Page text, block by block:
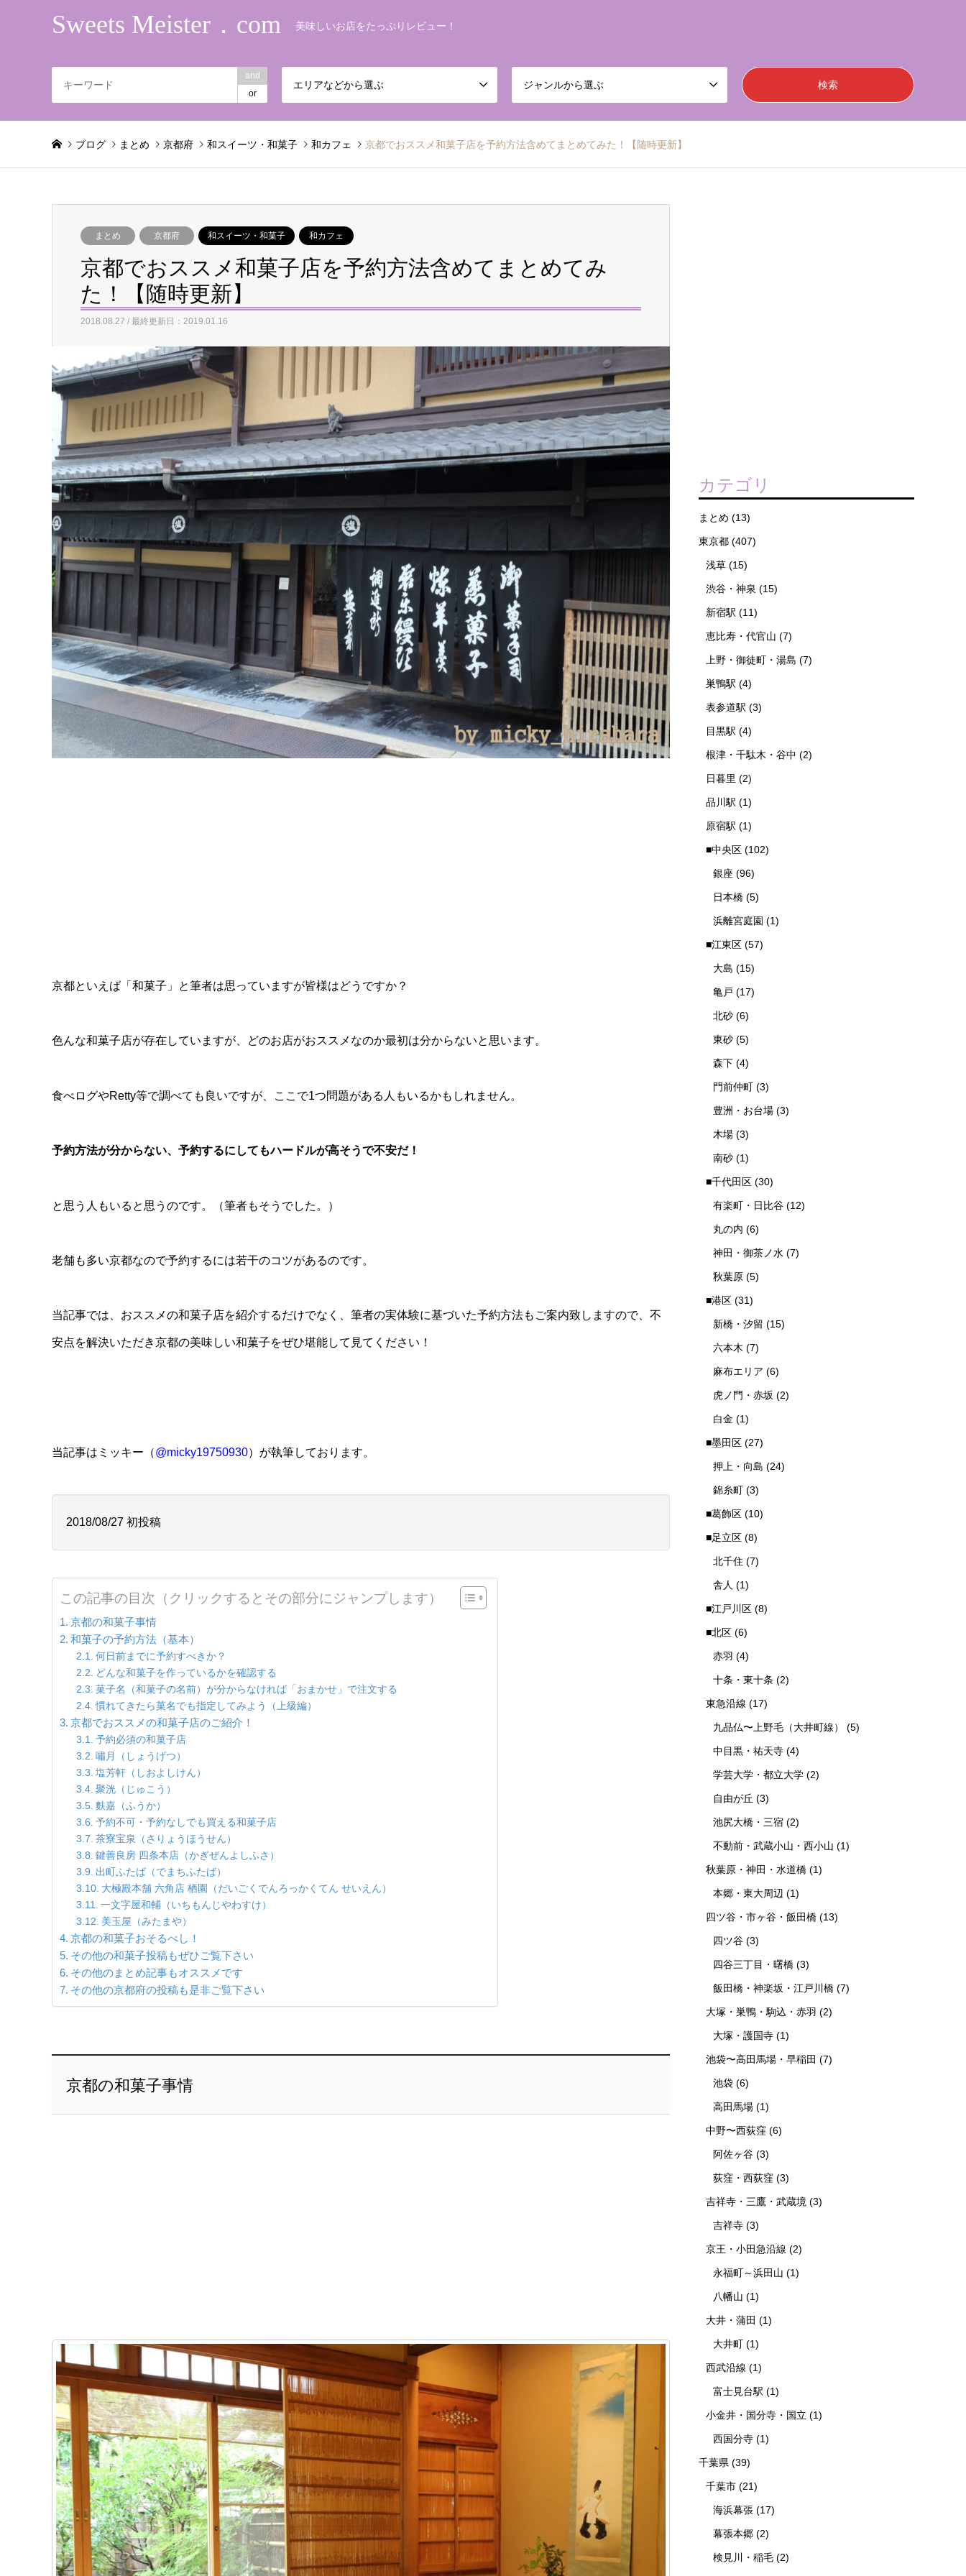
Sweets Meister．com 美味しいお店をたっぷりレビュー！
and
or
エリアなどから選ぶ ジャンルから選ぶ
ブログ まとめ 京都府 和スイーツ・和菓子 和カフェ 京都でおススメ和菓子店を予約方法含めてまとめてみた！【随時更新】
まとめ 京都府 和スイーツ・和菓子 和カフェ
京都でおススメ和菓子店を予約方法含めてまとめてみ
た！【随時更新】
2018.08.27 / 最終更新日：2019.01.16
京都といえば「和菓子」と筆者は思っていますが皆様はどうですか？
色んな和菓子店が存在していますが、どのお店がおススメなのか最初は分からないと思います。
食べログやRetty等で調べても良いですが、ここで1つ問題がある人もいるかもしれません。
予約方法が分からない、予約するにしてもハードルが高そうで不安だ！
と思う人もいると思うのです。（筆者もそうでした。）
老舗も多い京都なので予約するには若干のコツがあるのです。
当記事では、おススメの和菓子店を紹介するだけでなく、筆者の実体験に基づいた予約方法もご案内致しますので、不
安点を解決いただき京都の美味しい和菓子をぜひ堪能して見てください！
当記事はミッキー（@micky19750930）が執筆しております。
2018/08/27 初投稿
この記事の目次（クリックするとその部分にジャンプします）
京都の和菓子事情
和菓子の予約方法（基本）
何日前までに予約すべきか？
どんな和菓子を作っているかを確認する
菓子名（和菓子の名前）が分からなければ「おまかせ」で注文する
慣れてきたら菓名でも指定してみよう（上級編）
京都でおススメの和菓子店のご紹介！
予約必須の和菓子店
嘯月（しょうげつ）
塩芳軒（しおよしけん）
聚洸（じゅこう）
麩嘉（ふうか）
予約不可・予約なしでも買える和菓子店
茶寮宝泉（さりょうほうせん）
鍵善良房 四条本店（かぎぜんよしふさ）
出町ふたば（でまちふたば）
大極殿本舗 六角店 栖園（だいごくでんろっかくてん せいえん）
一文字屋和輔（いちもんじやわすけ）
美玉屋（みたまや）
京都の和菓子おそるべし！
その他の和菓子投稿もぜひご覧下さい
その他のまとめ記事もオススメです
その他の京都府の投稿も是非ご覧下さい
京都の和菓子事情
カテゴリ
まとめ (13)
東京都 (407)
浅草 (15)
渋谷・神泉 (15)
新宿駅 (11)
恵比寿・代官山 (7)
上野・御徒町・湯島 (7)
巣鴨駅 (4)
表参道駅 (3)
目黒駅 (4)
根津・千駄木・谷中 (2)
日暮里 (2)
品川駅 (1)
原宿駅 (1)
■中央区 (102)
銀座 (96)
日本橋 (5)
浜離宮庭園 (1)
■江東区 (57)
大島 (15)
亀戸 (17)
北砂 (6)
東砂 (5)
森下 (4)
門前仲町 (3)
豊洲・お台場 (3)
木場 (3)
南砂 (1)
■千代田区 (30)
有楽町・日比谷 (12)
丸の内 (6)
神田・御茶ノ水 (7)
秋葉原 (5)
■港区 (31)
新橋・汐留 (15)
六本木 (7)
麻布エリア (6)
虎ノ門・赤坂 (2)
白金 (1)
■墨田区 (27)
押上・向島 (24)
錦糸町 (3)
■葛飾区 (10)
■足立区 (8)
北千住 (7)
舎人 (1)
■江戸川区 (8)
■北区 (6)
赤羽 (4)
十条・東十条 (2)
東急沿線 (17)
九品仏〜上野毛（大井町線） (5)
中目黒・祐天寺 (4)
学芸大学・都立大学 (2)
自由が丘 (3)
池尻大橋・三宿 (2)
不動前・武蔵小山・西小山 (1)
秋葉原・神田・水道橋 (1)
本郷・東大周辺 (1)
四ツ谷・市ヶ谷・飯田橋 (13)
四ツ谷 (3)
四谷三丁目・曙橋 (3)
飯田橋・神楽坂・江戸川橋 (7)
大塚・巣鴨・駒込・赤羽 (2)
大塚・護国寺 (1)
池袋〜高田馬場・早稲田 (7)
池袋 (6)
高田馬場 (1)
中野〜西荻窪 (6)
阿佐ヶ谷 (3)
荻窪・西荻窪 (3)
吉祥寺・三鷹・武蔵境 (3)
吉祥寺 (3)
京王・小田急沿線 (2)
永福町～浜田山 (1)
八幡山 (1)
大井・蒲田 (1)
大井町 (1)
西武沿線 (1)
富士見台駅 (1)
小金井・国分寺・国立 (1)
西国分寺 (1)
千葉県 (39)
千葉市 (21)
海浜幕張 (17)
幕張本郷 (2)
検見川・稲毛 (2)